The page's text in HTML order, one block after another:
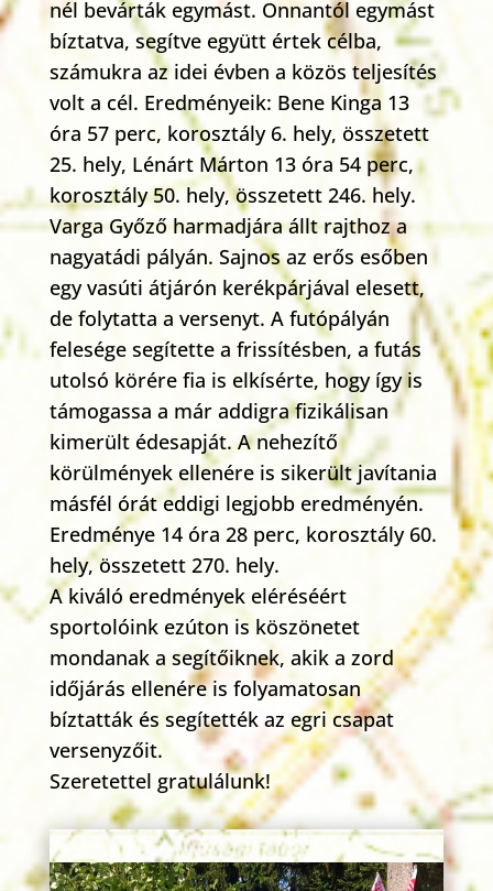
nél bevárták egymást. Onnantól egymást
bíztatva, segítve együtt értek célba,
számukra az idei évben a közös teljesítés
volt a cél. Eredményeik: Bene Kinga 13
óra 57 perc, korosztály 6. hely, összetett
25. hely, Lénárt Márton 13 óra 54 perc,
korosztály 50. hely, összetett 246. hely.
Varga Győző harmadjára állt rajthoz a
nagyatádi pályán. Sajnos az erős esőben
egy vasúti átjárón kerékpárjával elesett,
de folytatta a versenyt. A futópályán
felesége segítette a frissítésben, a futás
utolsó körére fia is elkísérte, hogy így is
támogassa a már addigra fizikálisan
kimerült édesapját. A nehezítő
körülmények ellenére is sikerült javítania
másfél órát eddigi legjobb eredményén.
Eredménye 14 óra 28 perc, korosztály 60.
hely, összetett 270. hely.
A kiváló eredmények eléréséért
sportolóink ezúton is köszönetet
mondanak a segítőiknek, akik a zord
időjárás ellenére is folyamatosan
bíztatták és segítették az egri csapat
versenyzőit.
Szeretettel gratulálunk!